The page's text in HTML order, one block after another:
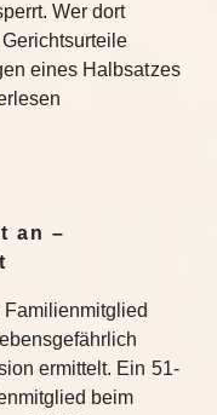
Wer dort
eines Halbsatzes
an –
ermittelt. Ein 51-
beim